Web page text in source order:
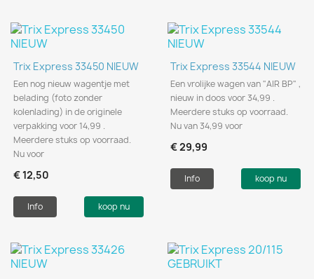
Trix Express 33450 NIEUW
Een nog nieuw wagentje met
belading (foto zonder
kolenlading) in de originele
verpakking voor 14,99 .
Meerdere stuks op voorraad.
Nu voor
€ 12,50
Info koop nu
Trix Express 33544 NIEUW
Een vrolijke wagen van "AIR BP" ,
nieuw in doos voor 34,99 .
Meerdere stuks op voorraad.
Nu van 34,99 voor
€ 29,99
Info koop nu